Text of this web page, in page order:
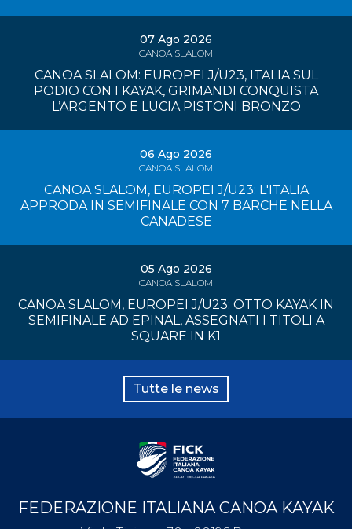
07 Ago 2026
CANOA SLALOM
CANOA SLALOM: EUROPEI J/U23, ITALIA SUL
PODIO CON I KAYAK, GRIMANDI CONQUISTA
L’ARGENTO E LUCIA PISTONI BRONZO
06 Ago 2026
CANOA SLALOM
CANOA SLALOM, EUROPEI J/U23: L'ITALIA
APPRODA IN SEMIFINALE CON 7 BARCHE NELLA
CANADESE
05 Ago 2026
CANOA SLALOM
CANOA SLALOM, EUROPEI J/U23: OTTO KAYAK IN
SEMIFINALE AD EPINAL, ASSEGNATI I TITOLI A
SQUARE IN K1
Tutte le news
FEDERAZIONE ITALIANA CANOA KAYAK